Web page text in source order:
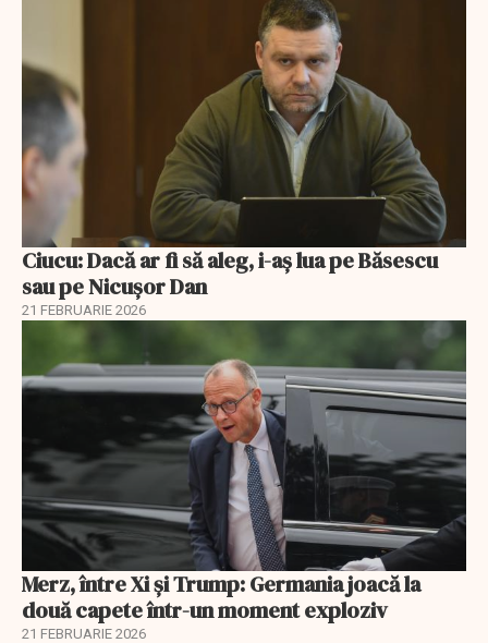
Ciucu: Dacă ar fi să aleg, i-aș lua pe Băsescu
sau pe Nicușor Dan
21 FEBRUARIE 2026
Merz, între Xi și Trump: Germania joacă la
două capete într-un moment exploziv
21 FEBRUARIE 2026